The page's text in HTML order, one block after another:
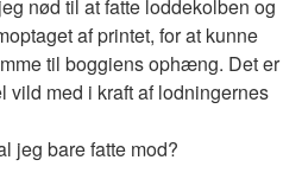
nød til at fatte loddekolben og
af printet, for at kunne
til boggiens ophæng. Det er
vild med i kraft af lodningernes
jeg bare fatte mod?